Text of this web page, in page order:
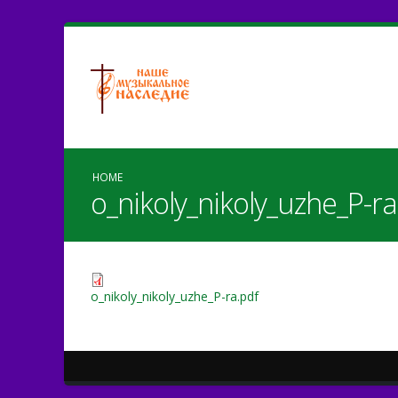
HOME
o_nikoly_nikoly_uzhe_P-
o_nikoly_nikoly_uzhe_P-ra.pdf